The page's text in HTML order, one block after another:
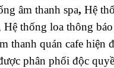
âm thanh spa, Hệ
Hệ thống loa thông
thanh quán cafe hiện
phân phối độc